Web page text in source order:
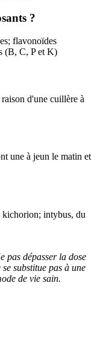
?
flavonoïdes
(B, C, P et K)
d'une cuillère à
une à jeun le matin et
intybus, du
pas dépasser la dose
substitue pas à une
de vie sain.